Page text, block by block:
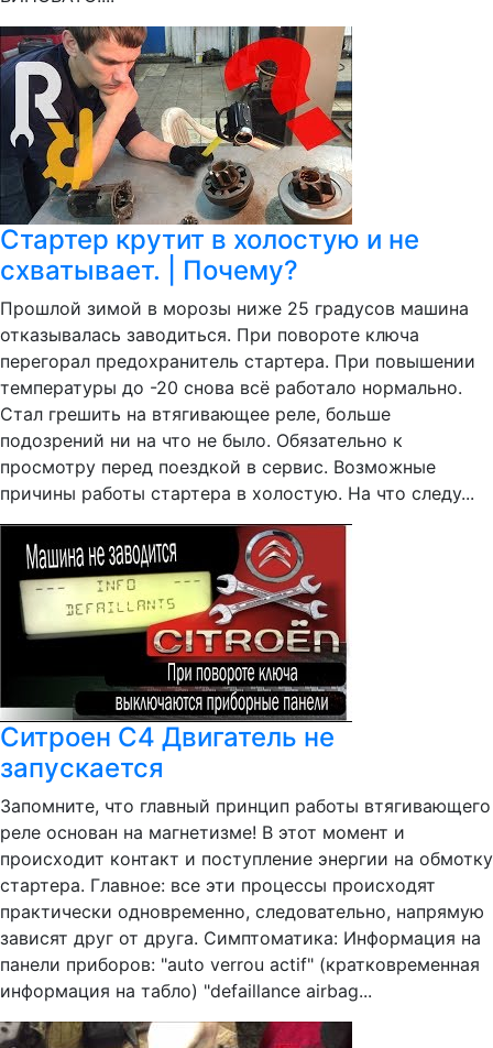
Стартер крутит в холостую и не
схватывает. | Почему?
Прошлой зимой в морозы ниже 25 градусов машина
отказывалась заводиться. При повороте ключа
перегорал предохранитель стартера. При повышении
температуры до -20 снова всё работало нормально.
Стал грешить на втягивающее реле, больше
подозрений ни на что не было. Обязательно к
просмотру перед поездкой в сервис. Возможные
причины работы стартера в холостую. На что следу...
Ситроен С4 Двигатель не
запускается
Запомните, что главный принцип работы втягивающего
реле основан на магнетизме! В этот момент и
происходит контакт и поступление энергии на обмотку
стартера. Главное: все эти процессы происходят
практически одновременно, следовательно, напрямую
зависят друг от друга. Симптоматика: Информация на
панели приборов: "auto verrou actif" (кратковременная
информация на табло) "defaillance airbag...